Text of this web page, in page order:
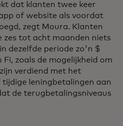
dat klanten twee keer
of website als voordat
zegt Moura. Klanten
zes tot acht maanden niets
dezelfde periode zo'n $
Fi, zoals de mogelijkheid om
verdiend met het
tijdige leningbetalingen aan
de terugbetalingsniveaus